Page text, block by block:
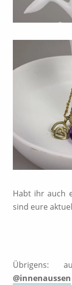
Habt ihr auch
sind eure
Übrigens:
@innenaussen